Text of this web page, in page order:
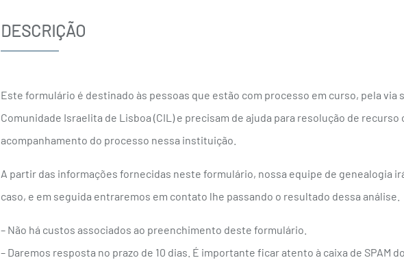
DESCRIÇÃO
Este formulário é destinado às pessoas que estão com processo em curso, pela via
Comunidade Israelita de Lisboa (CIL) e precisam de ajuda para resolução de recurso
acompanhamento do processo nessa instituição.
A partir das informações fornecidas neste formulário, nossa equipe de genealogia
caso, e em seguida entraremos em contato lhe passando o resultado dessa análise.
– Não há custos associados ao preenchimento deste formulário.
– Daremos resposta no prazo de 10 dias. É importante ficar atento à caixa de SPAM